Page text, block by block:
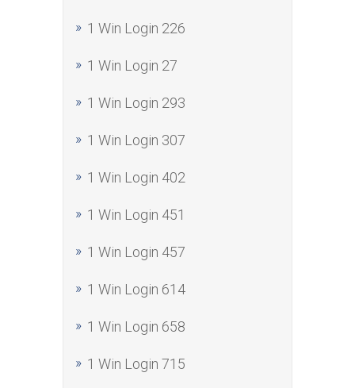
1 Win Login 226
1 Win Login 27
1 Win Login 293
1 Win Login 307
1 Win Login 402
1 Win Login 451
1 Win Login 457
1 Win Login 614
1 Win Login 658
1 Win Login 715